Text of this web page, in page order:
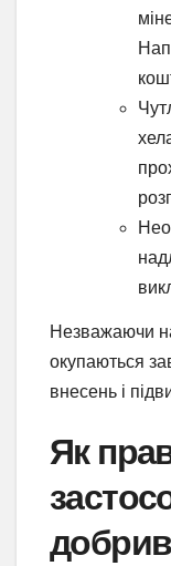
Незважаючи
окупаються
внесень і
Як